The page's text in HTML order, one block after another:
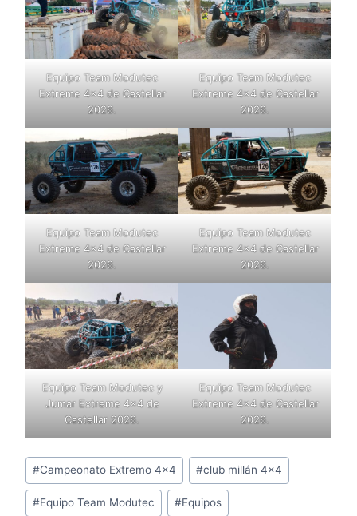
Equipo Team Modutec
Extreme 4×4 de Castellar
2026.
Equipo Team Modutec
Extreme 4×4 de Castellar
2026.
Equipo Team Modutec
Extreme 4×4 de Castellar
2026.
Equipo Team Modutec
Extreme 4×4 de Castellar
2026.
Equipo Team Modutec y
Jumar Extreme 4×4 de
Castellar 2026.
Equipo Team Modutec
Extreme 4×4 de Castellar
2026.
Etiquetas
de
la
#Campeonato Extremo 4x4 #club millán 4x4
#Equipo Team Modutec #Equipos